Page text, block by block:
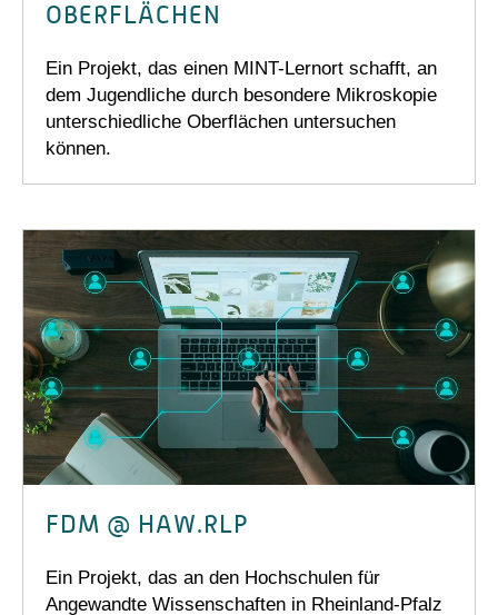
OBERFLÄCHEN
Ein Projekt, das einen MINT-Lernort schafft, an
dem Jugendliche durch besondere Mikroskopie
unterschiedliche Oberflächen untersuchen
können.
FDM @ HAW.RLP
Ein Projekt, das an den Hochschulen für
Angewandte Wissenschaften in Rheinland-Pfalz